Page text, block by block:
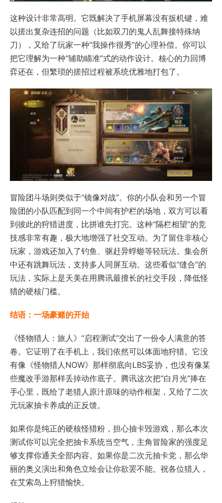
这种设计非常高明。它既解决了手机屏幕没有扳机键，难
以搓出复杂连招的问题（比如双刀的鬼人乱舞接特殊纳
刀），又给了玩家一种“我操作很秀”的心理补偿。你可以
把它理解为一种“辅助瞄准”式的动作设计。核心的力回博
弈还在，但繁琐的搓招过程被系统优雅地打包了。
冒险团斗场则类似于“镜像对战”。你的小队会和另一个冒
险团的小队匹配到同一个中间有护栏的场地，双方可以看
到彼此的狩猎进度，比拼谁先打完。这种“隔栏相望”的竞
技感非常有趣，极大地增强了社交互动。为了留住非核心
玩家，游戏还加入了钓鱼、驱赶异蜉蝣等轻玩法。集会所
中还有跳舞玩法，支持多人同屏互动。这些看似“缝合”的
玩法，实际上是天美在用腾讯最擅长的社交手段，降低怪
猎的硬核门槛。
结语：一场豪赌的开始
《怪物猎人：旅人》“启程测试”交出了一份令人满意的答
卷。它证明了在手机上，我们依然可以体面地狩猎。它没
有像《怪物猎人NOW》那样彻底向LBS妥协，也没有像某
些魔改手游那样丢掉动作底子。腾讯这次把“白月光”捧在
手心里，既给了老猎人原汁原味的动作框架，又给了二次
元玩家抽卡养成的正反馈。
如果你是纯正的硬核怪猎粉，担心抽卡毁游戏，那么本次
测试你可以完全把抽卡系统当空气，主角冒险家的强度足
够支撑你通关全部内容。如果你是二次元抽卡党，那么华
丽的奥义演出和角色立绘会让你欲罢不能。祝各位猎人，
在艾索岛上狩猎愉快。